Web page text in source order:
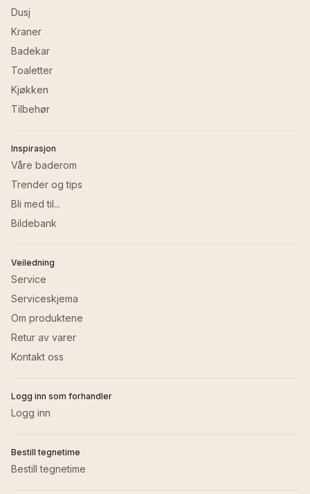
Dusj
Kraner
Badekar
Toaletter
Kjøkken
Tilbehør
Inspirasjon
Våre baderom
Trender og tips
Bli med til...
Bildebank
Veiledning
Service
Serviceskjema
Om produktene
Retur av varer
Kontakt oss
Logg inn som forhandler
Logg inn
Bestill tegnetime
Bestill tegnetime